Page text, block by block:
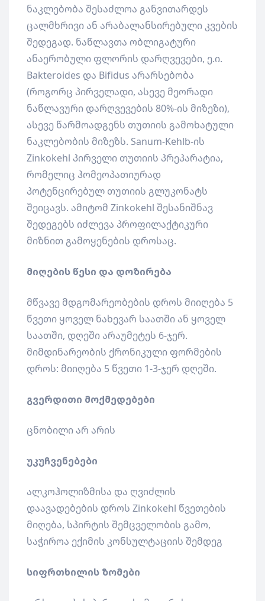
ნაკლებობა შესაძლოა განვითარდეს
ცალმხრივი ან არაბალანსირებული კვების
შედეგად. ნაწლავთა ობლიგატური
ანაერობული ფლორის დარღვევები, ე.ი.
Bakteroides და Bifidus არარსებობა
(როგორც პირველადი, ასევე მეორადი
ნაწლავური დარღვევების 80%-ის მიზეზი),
ასევე წარმოადგენს თუთიის გამოხატული
ნაკლებობის მიზეზს. Sanum-Kehlb-ის
Zinkokehl პირველი თუთიის პრეპარატია,
რომელიც ჰომეოპათიურად
პოტენცირებულ თუთიის გლუკონატს
შეიცავს. ამიტომ Zinkokehl შესანიშნავ
შედეგებს იძლევა პროფილაქტიკური
მიზნით გამოყენების დროსაც.
მიღების წესი და დოზირება
მწვავე მდგომარეობების დროს მიიღება 5
წვეთი ყოველ ნახევარ საათში ან ყოველ
საათში, დღეში არაუმეტეს 6-ჯერ.
მიმდინარეობის ქრონიკული ფორმების
დროს: მიიღება 5 წვეთი 1-3-ჯერ დღეში.
გვერდითი მოქმედებები
ცნობილი არ არის
უკუჩვენებები
ალკოჰოლიზმისა და ღვიძლის
დაავადებების დროს Zinkokehl წვეთების
მიღება, სპირტის შემცველობის გამო,
საჭიროა ექიმის კონსულტაციის შემდეგ
სიფრთხილის ზომები